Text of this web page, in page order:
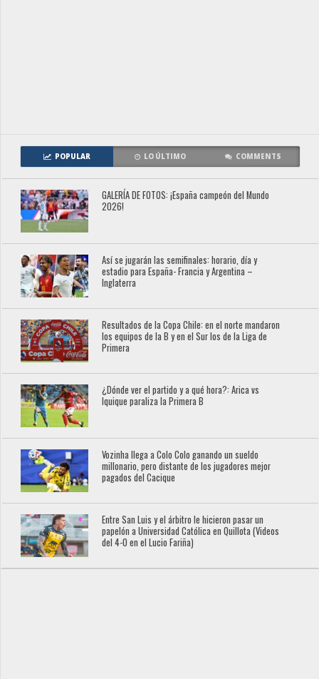
POPULAR LO ÚLTIMO COMMENTS
GALERÍA DE FOTOS: ¡España campeón del Mundo
2026!
Así se jugarán las semifinales: horario, día y
estadio para España- Francia y Argentina –
Inglaterra
Resultados de la Copa Chile: en el norte mandaron
los equipos de la B y en el Sur los de la Liga de
Primera
¿Dónde ver el partido y a qué hora?: Arica vs
Iquique paraliza la Primera B
Vozinha llega a Colo Colo ganando un sueldo
millonario, pero distante de los jugadores mejor
pagados del Cacique
Entre San Luis y el árbitro le hicieron pasar un
papelón a Universidad Católica en Quillota (Videos
del 4-0 en el Lucio Fariña)